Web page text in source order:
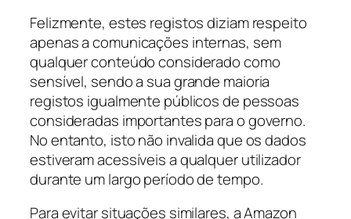
Felizmente, estes registos diziam respeito
apenas a comunicações internas, sem
qualquer conteúdo considerado como
sensível, sendo a sua grande maioria
registos igualmente públicos de pessoas
consideradas importantes para o governo.
No entanto, isto não invalida que os dados
estiveram acessíveis a qualquer utilizador
durante um largo período de tempo.
Para evitar situações similares, a Amazon